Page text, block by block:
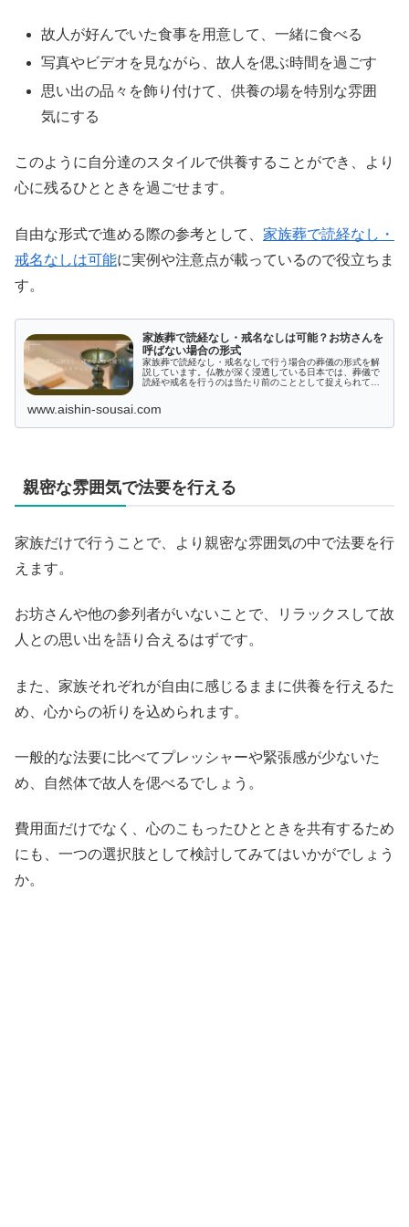
故人が好んでいた食事を用意して、一緒に食べる
写真やビデオを見ながら、故人を偲ぶ時間を過ごす
思い出の品々を飾り付けて、供養の場を特別な雰囲
気にする
このように自分達のスタイルで供養することができ、より
心に残るひとときを過ごせます。
自由な形式で進める際の参考として、 家族葬で読経なし・
戒名なしは可能に実例や注意点が載っているので役立ちま
す。
家族葬で読経なし・戒名なしは可能？お坊さんを
呼ばない場合の形式
家族葬で読経なし・戒名なしで行う場合の葬儀の形式を解
説しています。仏教が深く浸透している日本では、葬儀で
読経や戒名を行うのは当たり前のこととして捉えられてい
www.aishin-sousai.com
親密な雰囲気で法要を行える
家族だけで行うことで、より親密な雰囲気の中で法要を行
えます。
お坊さんや他の参列者がいないことで、リラックスして故
人との思い出を語り合えるはずです。
また、家族それぞれが自由に感じるままに供養を行えるた
め、心からの祈りを込められます。
一般的な法要に比べてプレッシャーや緊張感が少ないた
め、自然体で故人を偲べるでしょう。
費用面だけでなく、心のこもったひとときを共有するため
にも、一つの選択肢として検討してみてはいかがでしょう
か。